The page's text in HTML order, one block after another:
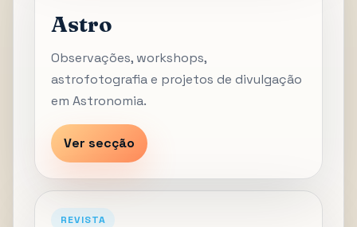
Astro
Observações, workshops,
astrofotografia e projetos de divulgação
em Astronomia.
Ver secção
REVISTA